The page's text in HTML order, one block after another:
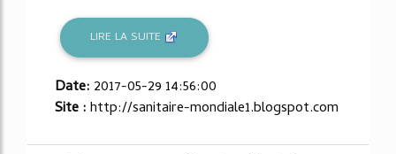
LIRE LA SUITE
Date: 2017-05-29 14:56:00
Site :http://sanitaire-mondiale1.blogspot.com